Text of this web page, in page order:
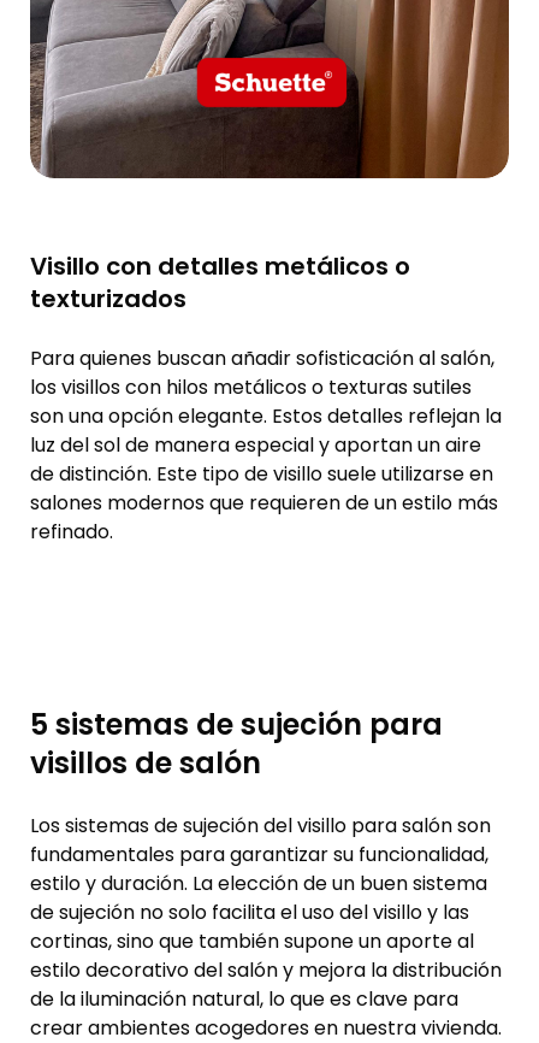
Visillo con detalles metálicos o
texturizados
Para quienes buscan añadir sofisticación al salón,
los visillos con hilos metálicos o texturas sutiles
son una opción elegante. Estos detalles reflejan la
luz del sol de manera especial y aportan un aire
de distinción. Este tipo de visillo suele utilizarse en
salones modernos que requieren de un estilo más
refinado.
5 sistemas de sujeción para
visillos de salón
Los sistemas de sujeción del visillo para salón son
fundamentales para garantizar su funcionalidad,
estilo y duración. La elección de un buen sistema
de sujeción no solo facilita el uso del visillo y las
cortinas, sino que también supone un aporte al
estilo decorativo del salón y mejora la distribución
de la iluminación natural, lo que es clave para
crear ambientes acogedores en nuestra vivienda.